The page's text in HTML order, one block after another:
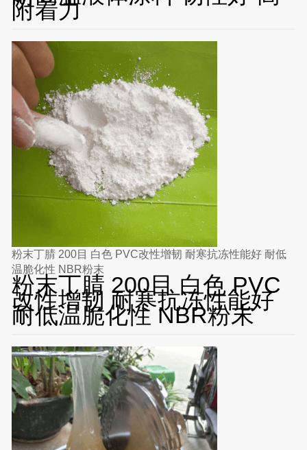
附着力
粉末丁腈 200目 白色 PVC改性增韧 耐寒抗冻性能好 耐低
温脆化性 NBR粉末
粉末丁腈 200目 白色 PVC
改性增韧 耐寒抗冻性能好
耐低温脆化性 NBR粉末